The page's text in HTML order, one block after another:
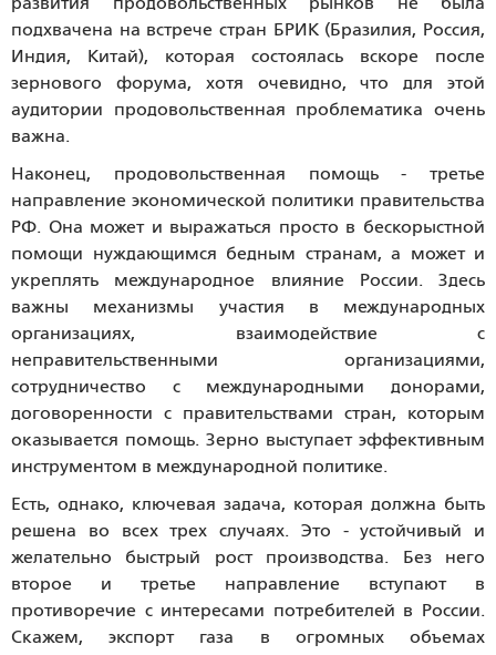
подхвачена на встрече стран БРИК (Бразилия, Россия,
Индия, Китай), которая состоялась вскоре после
зернового форума, хотя очевидно, что для этой
аудитории продовольственная проблематика очень
важна.
Наконец, продовольственная помощь - третье
направление экономической политики правительства
РФ. Она может и выражаться просто в бескорыстной
помощи нуждающимся бедным странам, а может и
укреплять международное влияние России. Здесь
важны механизмы участия в международных
организациях, взаимодействие с
неправительственными организациями,
сотрудничество с международными донорами,
договоренности с правительствами стран, которым
оказывается помощь. Зерно выступает эффективным
инструментом в международной политике.
Есть, однако, ключевая задача, которая должна быть
решена во всех трех случаях. Это - устойчивый и
желательно быстрый рост производства. Без него
второе и третье направление вступают в
противоречие с интересами потребителей в России.
Скажем, экспорт газа в огромных объемах